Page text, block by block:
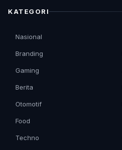
KATEGORI
Nasional
Branding
Gaming
Berita
Otomotif
Food
Techno